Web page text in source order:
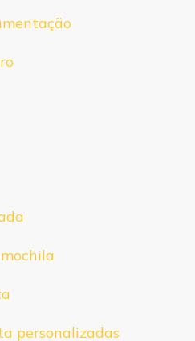
personalizadas